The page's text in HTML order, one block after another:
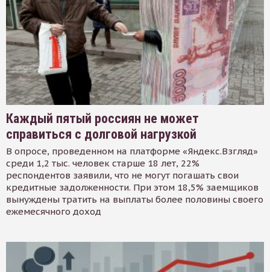
Каждый пятый россиян не может
справиться с долговой нагрузкой
В опросе, проведенном на платформе «Яндекс.Взгляд»
среди 1,2 тыс. человек старше 18 лет, 22%
респондентов заявили, что не могут погашать свои
кредитные задолженности. При этом 18,5% заемщиков
вынуждены тратить на выплаты более половины своего
ежемесячного доход